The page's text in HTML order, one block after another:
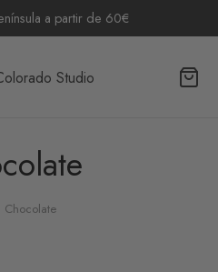
a partir de 60€
Chocolate